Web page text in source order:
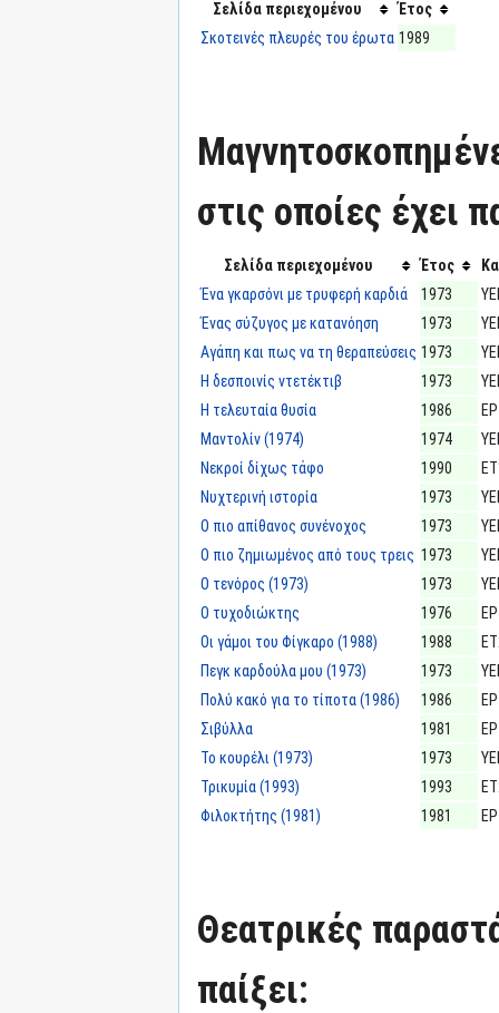
Σελίδα περιεχομένου
Έτος
Σκοτεινές πλευρές του έρωτα 1989
στις οποίες έχει
Σελίδα περιεχομένου Έτος
Ένα γκαρσόνι με τρυφερή καρδιά
1973
Ένας σύζυγος με κατανόηση
1973
Αγάπη και πως να τη θεραπεύσεις 1973
Η δεσποινίς ντετέκτιβ
1973
Η τελευταία θυσία
1986
Μαντολίν (1974)
1974
Νεκροί δίχως τάφο
1990
Νυχτερινή ιστορία
1973
Ο πιο απίθανος συνένοχος
1973
Ο πιο ζημιωμένος από τους τρεις 1973
Ο τενόρος (1973)
1973
Ο τυχοδιώκτης
1976
Οι γάμοι του Φίγκαρο (1988)
1988
Πεγκ καρδούλα μου (1973)
1973
Πολύ κακό για το τίποτα (1986)
1986
Σιβύλλα
1981
Το κουρέλι (1973)
1973
Τρικυμία (1993)
1993
Φιλοκτήτης (1981)
1981
Θεατρικές
παίξει: